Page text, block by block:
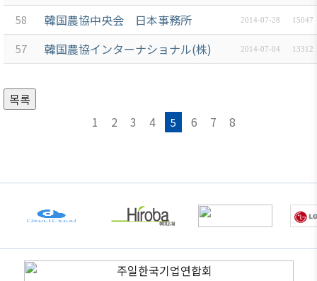
58 韓国農協中央会 日本事務所 2014-07-28 15047
57 韓国農協インターナショナル(株) 2014-07-04 13312
목록
1
2 3 4 5 6 7 8